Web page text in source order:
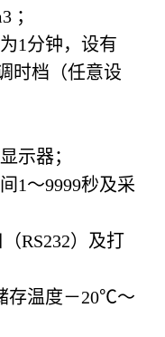
；
1分钟，设有
时档（任意设
示器；
1～9999秒及采
RS232）及打
存温度－20℃～